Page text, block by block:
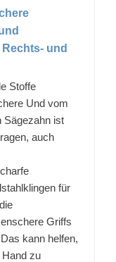
und
Stoffe
Und vom
Sägezahn ist
auch
für
Griffs
kann helfen,
zu